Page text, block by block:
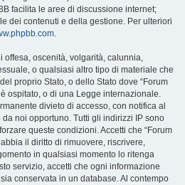
facilita le aree di discussione internet;
dei contenuti e della gestione. Per ulteriori
.
offesa, oscenità, volgarità, calunnia,
o qualsiasi altro tipo di materiale che
proprio Stato, o dello Stato dove “Forum
ospitato, o di una Legge internazionale.
divieto di accesso, con notifica al
noi opportuno. Tutti gli indirizzi IP sono
queste condizioni. Accetti che “Forum
il diritto di rimuovere, riscrivere,
in qualsiasi momento lo ritenga
servizio, accetti che ogni informazione
conservata in un database. Al contempo